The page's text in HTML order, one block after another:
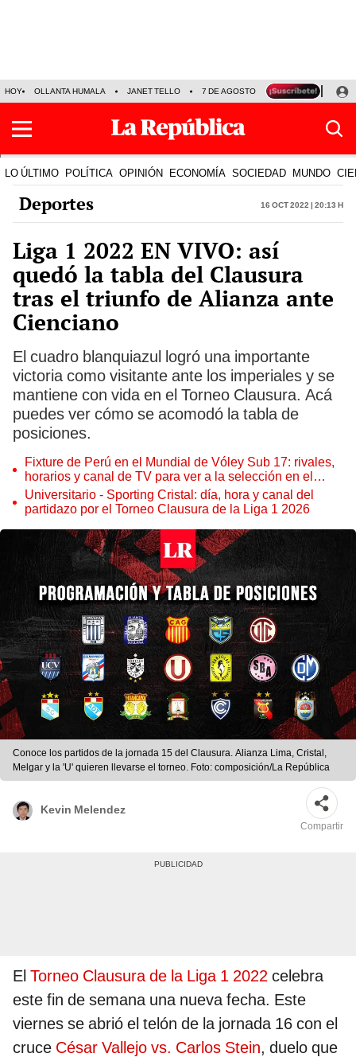
HOY OLLANTA HUMALA JANET TELLO 7 DE AGOSTO TINKA RESULTADOS
LO ÚLTIMO POLÍTICA OPINIÓN ECONOMÍA SOCIEDAD MUNDO
Deportes 16 Oct 2022 | 20:13 h
Liga 1 2022 EN VIVO: así
quedó la tabla del Clausura
tras el triunfo de Alianza ante
Cienciano
El cuadro blanquiazul logró una importante
victoria como visitante ante los imperiales y se
mantiene con vida en el Torneo Clausura. Acá
puedes ver cómo se acomodó la tabla de
posiciones.
Fixture de Perú en el Mundial de Vóley Sub 17: rivales,
horarios y canal de TV para ver a la selección en el
torneo
Universitario - Sporting Cristal: día, hora y canal del
partidazo por el Torneo Clausura de la Liga 1 2026
Conoce los partidos de la jornada 15 del Clausura. Alianza Lima, Cristal,
Melgar y la 'U' quieren llevarse el torneo. Foto: composición/La República
Kevin Melendez
Compartir
El Torneo Clausura de la Liga 1 2022 celebra
este fin de semana una nueva fecha. Este
viernes se abrió el telón de la jornada 16 con el
cruce César Vallejo vs. Carlos Stein, duelo que